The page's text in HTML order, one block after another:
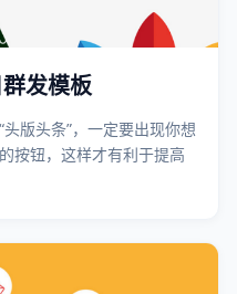
发模板
版头条”，一定要出现你想
按钮，这样才有利于提高